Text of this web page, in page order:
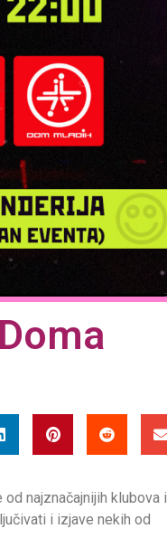
najznačajnijih klubova i
i izjave nekih od